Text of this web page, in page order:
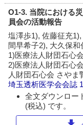
O1-3. 当院における
員会の活動報告
塩澤歩1), 佐藤征充
間早希子2), 大久保和
1)医療法人財団石心
2)医療法人財団石心
人財団石心会 さや
埼玉透析医学会会誌
全文ダウンロー
(税込) です。